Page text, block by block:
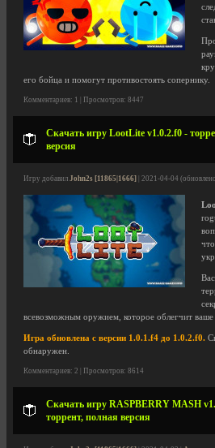
его бойца и помогут противостоять сопернику.
Комментариев: 1 | Просмотров: 8447
Скачать игру LootLite v1.0.2.f0 -
версия
Игру добавил John2s [11865|1666] | 2021-04-04
всевозможным оружием, которое облегчит ваше
Игра обновлена с версии 1.0.1.f4 до 1.0.2.f0.
обнаружен.
Комментариев: 2 | Просмотров: 8614
Скачать игру RASPBERRY MASH
торрент, полная версия